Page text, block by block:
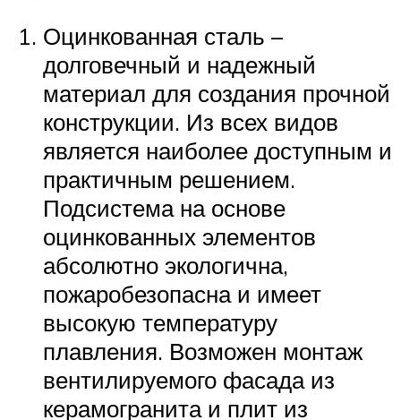
Оцинкованная сталь –
долговечный и надежный
материал для создания прочной
конструкции. Из всех видов
является наиболее доступным и
практичным решением.
Подсистема на основе
оцинкованных элементов
абсолютно экологична,
пожаробезопасна и имеет
высокую температуру
плавления. Возможен монтаж
вентилируемого фасада из
керамогранита и плит из